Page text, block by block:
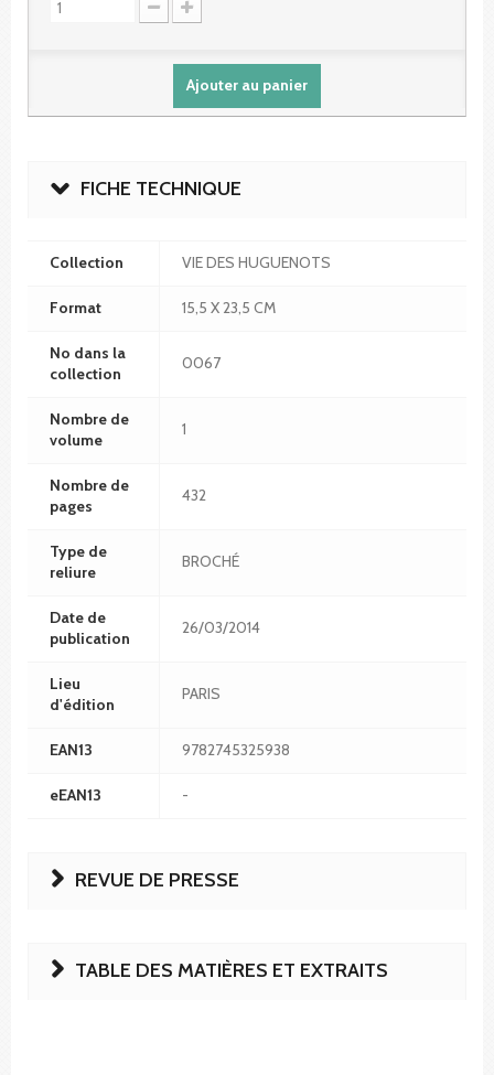
Ajouter au panier
FICHE TECHNIQUE
Collection VIE DES HUGUENOTS
Format 15,5 X 23,5 CM
No dans la
collection
0067
Nombre de
volume
1
Nombre de
pages
432
Type de
reliure
BROCHÉ
Date de
publication
26/03/2014
Lieu
d'édition
PARIS
EAN13 9782745325938
eEAN13 -
REVUE DE PRESSE
TABLE DES MATIÈRES ET EXTRAITS